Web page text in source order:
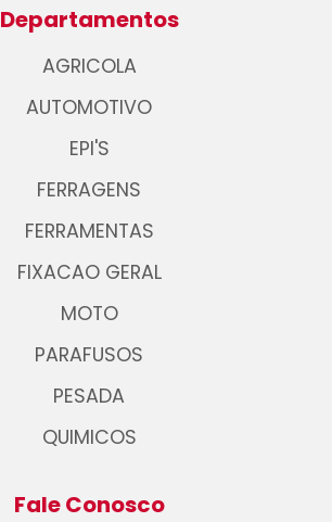
Departamentos
AGRICOLA
AUTOMOTIVO
EPI'S
FERRAGENS
FERRAMENTAS
FIXACAO GERAL
MOTO
PARAFUSOS
PESADA
QUIMICOS
Fale Conosco